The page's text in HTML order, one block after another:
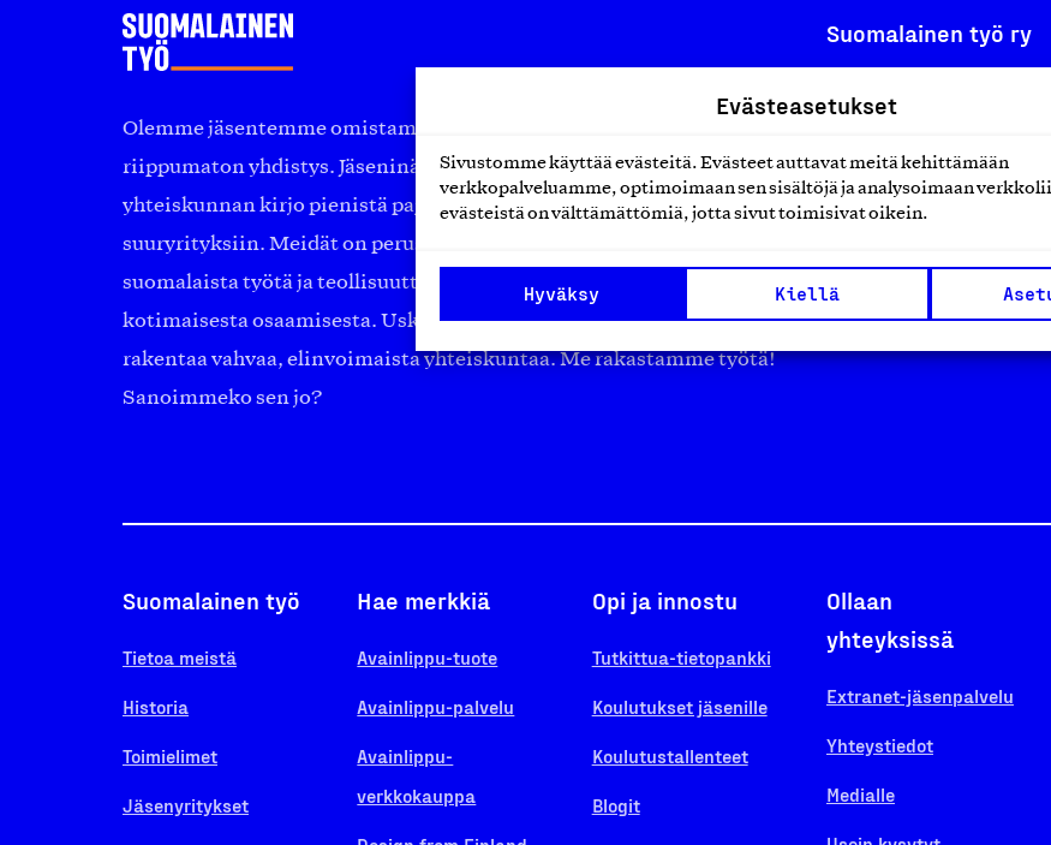
Evästeasetukset
Sivustomme käyttää evästeitä. Evästeet auttavat meitä kehittämään
verkkopalveluamme, optimoimaan sen sisältöjä ja analysoimaan
evästeistä on välttämättömiä, jotta sivut toimisivat oikein.
Hyväksy Kiellä
Olemme jäsentemme omistama puolueeton, työmarkkinajärjestöistä
riippumaton yhdistys. Jäseninämme on koko suomalaisen
yhteiskunnan kirjo pienistä pajoista ja yhteisöistä kansainvälisiin
suuryrityksiin. Meidät on perustettu yli 100 vuotta sitten edistämään
suomalaista työtä ja teollisuutta sekä nostamaan ylpeyttä
kotimaisesta osaamisesta. Uskomme yhä, että työ yhdistää ihmisiä ja
rakentaa vahvaa, elinvoimaista yhteiskuntaa. Me rakastamme työtä!
Sanoimmeko sen jo?
Suomalainen työ ry
Finland
Suomalainen työ
Tietoa meistä
Historia
Toimielimet
Jäsenyritykset
Hae merkkiä
Avainlippu-tuote
Avainlippu-palvelu
Avainlippu-
verkkokauppa
Opi ja innostu
Tutkittua-tietopankki
Koulutukset jäsenille
Koulutustallenteet
Blogit
Ollaan
yhteyksissä
Extranet-jäsenpalvelu
Yhteystiedot
Medialle